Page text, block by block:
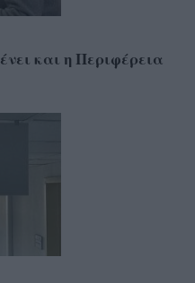
και η Περιφέρεια